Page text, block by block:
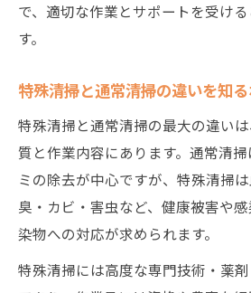
で、適切な作業とサポートを受け
す。
特殊清掃と通常清掃の違いを知
特殊清掃と通常清掃の最大の違い
質と作業内容にあります。通常清
ミの除去が中心ですが、特殊清掃
臭・カビ・害虫など、健康被害や
染物への対応が求められます。
特殊清掃には高度な専門技術・薬